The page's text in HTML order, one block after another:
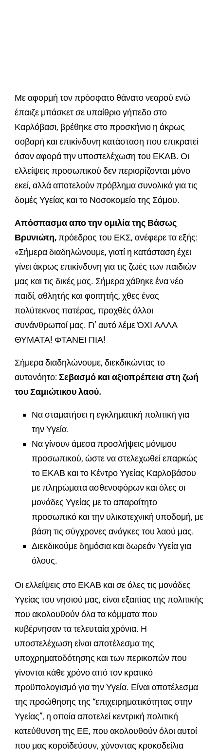
Με αφορμή τον πρόσφατο θάνατο νεαρού ενώ
έπαιζε μπάσκετ σε υπαίθριο γήπεδο στο
Καρλόβασι, βρέθηκε στο προσκήνιο η άκρως
σοβαρή και επικίνδυνη κατάσταση που επικρατεί
όσον αφορά την υποστελέχωση του ΕΚΑΒ. Οι
ελλείψεις προσωπικού δεν περιορίζονται μόνο
εκεί, αλλά αποτελούν πρόβλημα συνολικά για τις
δομές Υγείας και το Νοσοκομείο της Σάμου.
Απόσπασμααπο την ομιλία της Βάσως
Βρυνιώτη,πρόεδρος του ΕΚΣ, ανέφερε τα εξής:
«Σήμερα διαδηλώνουμε, γιατί η κατάσταση έχει
γίνει άκρως επικίνδυνη για τις ζωές των παιδιών
μας και τις δικές μας. Σήμερα χάθηκε ένα νέο
παιδί, αθλητής και φοιτητής, χθες ένας
πολύτεκνος πατέρας, προχθές άλλοι
συνάνθρωποί μας. Γι’ αυτό λέμε ΌΧΙ ΑΛΛΑ
ΘΥΜΑΤΑ! ΦΤΑΝΕΙ ΠΙΑ!
Σήμερα διαδηλώνουμε, διεκδικώντας το
αυτονόητο: Σεβασμό και αξιοπρέπεια στη ζωή
του Σαμιώτικου λαού.
Να σταματήσει η εγκληματική πολιτική για
την Υγεία.
Να γίνουν άμεσα προσλήψεις μόνιμου
προσωπικού, ώστε να στελεχωθεί επαρκώς
το ΕΚΑΒ και το Κέντρο Υγείας Καρλοβάσου
με πληρώματα ασθενοφόρων και όλες οι
μονάδες Υγείας με το απαραίτητο
προσωπικό και την υλικοτεχνική υποδομή, με
βάση τις σύγχρονες ανάγκες του λαού μας.
Διεκδικούμε δημόσια και δωρεάν Υγεία για
όλους.
Οι ελλείψεις στο ΕΚΑΒ και σε όλες τις μονάδες
Υγείας του νησιού μας, είναι εξαιτίας της πολιτικής
που ακολουθούν όλα τα κόμματα που
κυβέρνησαν τα τελευταία χρόνια. Η
υποστελέχωση είναι αποτέλεσμα της
υποχρηματοδότησης και των περικοπών που
γίνονται κάθε χρόνο από τον κρατικό
προϋπολογισμό για την Υγεία. Είναι αποτέλεσμα
της προώθησης της “επιχειρηματικότητας στην
Υγείας”, η οποία αποτελεί κεντρική πολιτική
κατεύθυνση της ΕΕ, που ακολουθούν όλοι αυτοί
που μας κοροϊδεύουν, χύνοντας κροκοδείλια